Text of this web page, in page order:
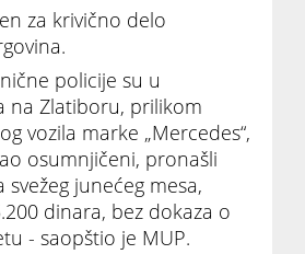
za krivično delo
policije su u
na Zlatiboru, prilikom
vozila marke „Mercedes“,
osumnjičeni, pronašli
svežeg junećeg mesa,
dinara, bez dokaza o
- saopštio je MUP.